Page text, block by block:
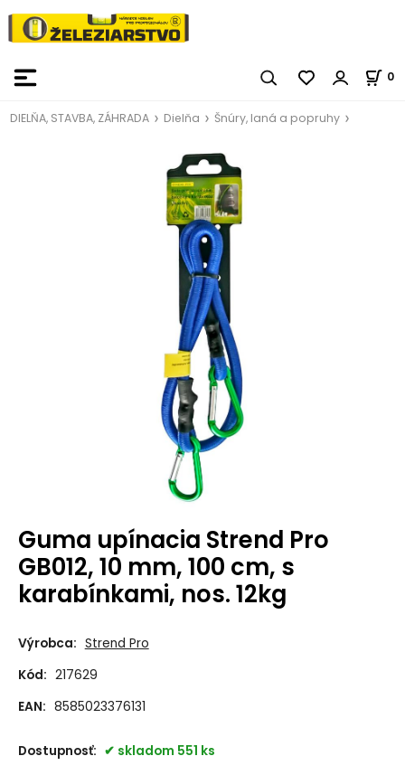
0
DIELŇA, STAVBA, ZÁHRADA Dielňa Šnúry, laná a popruhy
Guma upínacia Strend Pro
GB012, 10 mm, 100 cm, s
karabínkami, nos. 12kg
Výrobca: Strend Pro
Kód: 217629
EAN: 8585023376131
Dostupnosť: skladom 551 ks